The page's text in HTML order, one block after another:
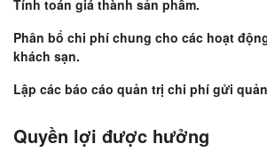
Tính toán giá thành sản phẩm.
Phân bổ chi phí chung cho các hoạt
khách sạn.
Lập các báo cáo quản trị chi phí gửi
Quyền lợi được hưởng